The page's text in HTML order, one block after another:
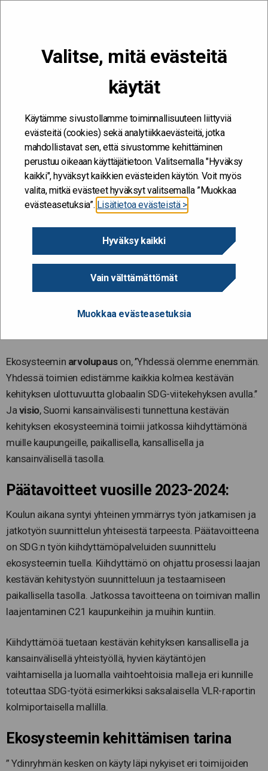
Valitse, mitä evästeitä
käytät
Käytämme sivustollamme toiminnallisuuteen liittyviä
evästeitä (cookies) sekä analytiikkaevästeitä, jotka
mahdollistavat sen, että sivustomme kehittäminen
perustuu oikeaan käyttäjätietoon. Valitsemalla "Hyväksy
kaikki", hyväksyt kaikkien evästeiden käytön. Voit myös
valita, mitkä evästeet hyväksyt valitsemalla ”Muokkaa
evästeasetuksia”. Lisätietoa evästeistä >
Hyväksy kaikki
Vain välttämättömät
Muokkaa evästeasetuksia
Kehitän ja kehityn #töissäSuomelle
Ekosysteemit/Case-kuvaukset
Kestävä kehitys kunnissa
ja kaupungeissa
10.11.2022 - KESTÄVÄ KEHITYS
Kestävän kehityksen tavoitteiden edistämiseen kunnissa ja
kaupungeissa tarvitaan laajaa paikallistason toimijoiden
tekemistä ja vuorovaikutusta sekä kansallisen tason
jakamista sekä yhteistä ymmärrystä, tulkintaa ja
Ekosysteemin arvolupauson, ’’Yhdessä olemme enemmän.
Yhdessä toimien edistämme kaikkia kolmea kestävän
kehityksen ulottuvuutta globaalin SDG-viitekehyksen avulla.’’
Ja visio, Suomi kansainvälisesti tunnettuna kestävän
kehityksen ekosysteeminä toimii jatkossa kiihdyttämönä
muille kaupungeille, paikallisella, kansallisella ja
kansainvälisellä tasolla.
Päätavoitteet vuosille 2023-2024:
Koulun aikana syntyi yhteinen ymmärrys työn jatkamisen ja
jatkotyön suunnittelun yhteisestä tarpeesta. Päätavoitteena
on SDG:n työn kiihdyttämöpalveluiden suunnittelu
ekosysteemin tuella. Kiihdyttämö on ohjattu prosessi laajan
kestävän kehitystyön suunnitteluun ja testaamiseen
paikallisella tasolla. Jatkossa tavoitteena on toimivan mallin
laajentaminen C21 kaupunkeihin ja muihin kuntiin.
Kiihdyttämöä tuetaan kestävän kehityksen kansallisella ja
kansainvälisellä yhteistyöllä, hyvien käytäntöjen
vaihtamisella ja luomalla vaihtoehtoisia malleja eri kunnille
toteuttaa SDG-työtä esimerkiksi saksalaisella VLR-raportin
kolmiportaisella mallilla.
Ekosysteemin kehittämisen tarina
” Ydinryhmän kesken on käyty läpi nykyiset eri toimijoiden